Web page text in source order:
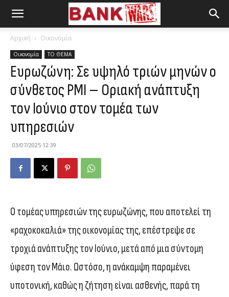
Αρχική Οικονομία
Οικονομία ΤΟ ΘΕΜΑ
Ευρωζώνη: Σε υψηλό τριών μηνών ο
σύνθετος PMI – Οριακή ανάπτυξη
τον Ιούνιο στον τομέα των
υπηρεσιών
03/07/2025 12:39
Ο τομέας υπηρεσιών της ευρωζώνης, που αποτελεί τη
«ραχοκοκαλιά» της οικονομίας της, επέστρεψε σε
τροχιά ανάπτυξης τον Ιούνιο, μετά από μια σύντομη
ύφεση τον Μάιο. Ωστόσο, η ανάκαμψη παραμένει
υποτονική, καθώς η ζήτηση είναι ασθενής, παρά τη